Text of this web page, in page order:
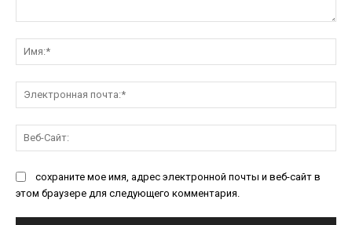
сохраните мое имя, адрес электронной почты и веб-сайт в
этом браузере для следующего комментария.